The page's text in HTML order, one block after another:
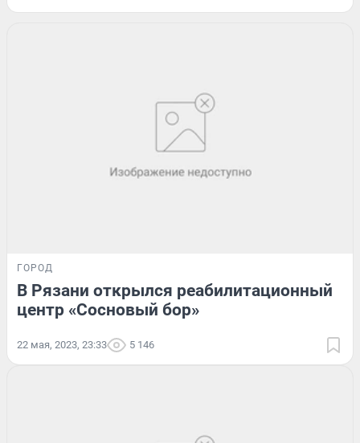
ГОРОД
В Рязани открылся реабилитационный
центр «Сосновый бор»
22 мая, 2023, 23:33 5 146